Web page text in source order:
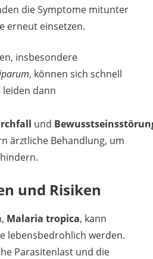
die Symptome mitunter
erneut einsetzen.
insbesondere
, können sich schnell
dann
und
ärztliche Behandlung, um
und Risiken
Malaria tropica, kann
lebensbedrohlich werden.
Parasitenlast und die